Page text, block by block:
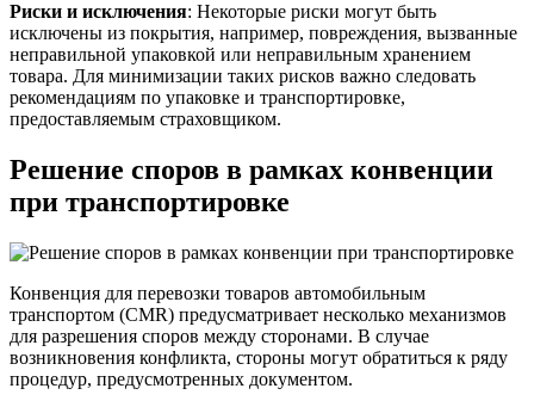
Риски и исключения: Некоторые риски могут быть
исключены из покрытия, например, повреждения, вызванные
неправильной упаковкой или неправильным хранением
товара. Для минимизации таких рисков важно следовать
рекомендациям по упаковке и транспортировке,
предоставляемым страховщиком.
Решение споров в рамках конвенции
при транспортировке
Конвенция для перевозки товаров автомобильным
транспортом (CMR) предусматривает несколько механизмов
для разрешения споров между сторонами. В случае
возникновения конфликта, стороны могут обратиться к ряду
процедур, предусмотренных документом.